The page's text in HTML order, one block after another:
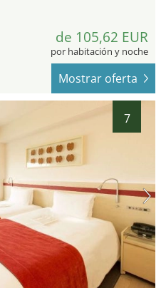
de 105,62 EUR
por habitación y noche
Mostrar oferta
7